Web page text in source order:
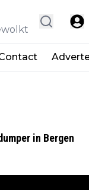
in Bergen